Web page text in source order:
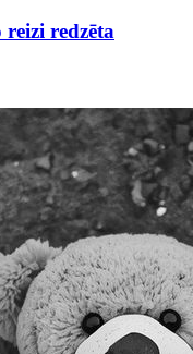
reizi redzēta